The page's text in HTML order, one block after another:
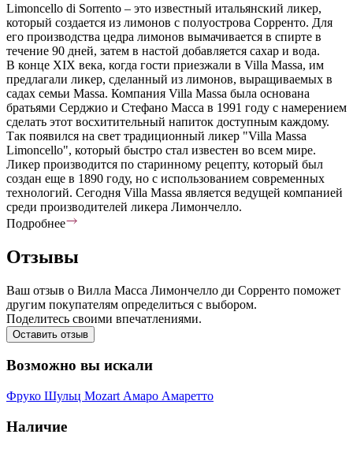
Limoncello di Sorrento – это известный итальянский ликер,
который создается из лимонов с полуострова Сорренто. Для
его производства цедра лимонов вымачивается в спирте в
течение 90 дней, затем в настой добавляется сахар и вода.
В конце XIX века, когда гости приезжали в Villa Massa, им
предлагали ликер, сделанный из лимонов, выращиваемых в
садах семьи Massa. Компания Villa Massa была основана
братьями Серджио и Стефано Масса в 1991 году с намерением
сделать этот восхитительный напиток доступным каждому.
Так появился на свет традиционный ликер "Villa Massa
Limoncello", который быстро стал известен во всем мире.
Ликер производится по старинному рецепту, который был
создан еще в 1890 году, но с использованием современных
технологий. Сегодня Villa Massa является ведущей компанией
среди производителей ликера Лимончелло.
Подробнее
Отзывы
Ваш отзыв о Вилла Масса Лимончелло ди Сорренто поможет
другим покупателям определиться с выбором.
Поделитесь своими впечатлениями.
Оставить отзыв
Возможно вы искали
Фруко Шульц Mozart Амаро Амаретто
Наличие